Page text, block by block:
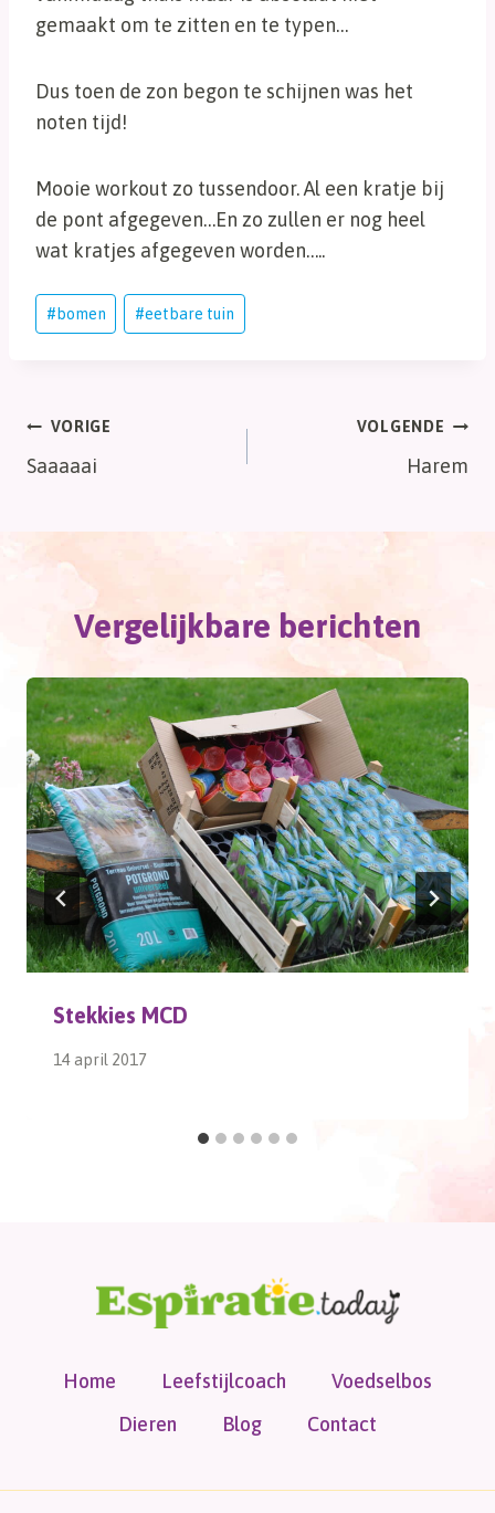
gemaakt om te zitten en te typen…
Dus toen de zon begon te schijnen was het
noten tijd!
Mooie workout zo tussendoor. Al een kratje bij
de pont afgegeven…En zo zullen er nog heel
wat kratjes afgegeven worden…..
Bericht
tags:
#bomen #eetbare tuin
Bericht
navigatie
VORIGE
Saaaaai
VOLGENDE
Harem
Vergelijkbare berichten
Stekkies MCD
14 april 2017
Home Leefstijlcoach
Voedselbos
Dieren
Blog Contact